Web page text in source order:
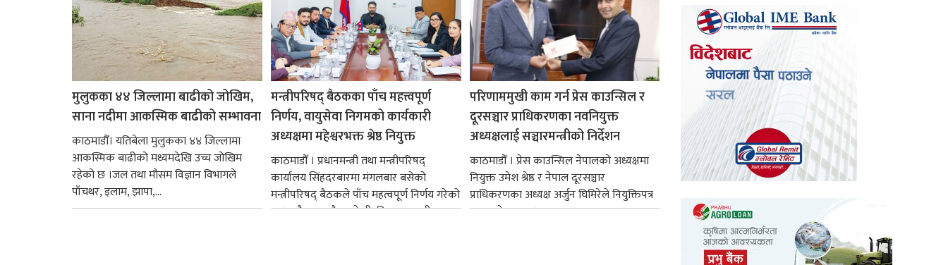
मुलुकका ४४ जिल्लामा बाढीको जोखिम,
साना नदीमा आकस्मिक बाढीको सम्भावना
काठमाडौँ। यतिबेला मुलुकका ४४ जिल्लामा
आकस्मिक बाढीको मध्यमदेखि उच्च जोखिम
रहेको छ ।जल तथा मौसम विज्ञान विभागले
पाँचथर, इलाम, झापा,...
मन्त्रीपरिषद् बैठकका पाँच महत्त्वपूर्ण
निर्णय, वायुसेवा निगमको कार्यकारी
अध्यक्षमा महेश्वरभक्त श्रेष्ठ नियुक्त
काठमाडौँ । प्रधानमन्त्री तथा मन्त्रीपरिषद्
कार्यालय सिंहदरबारमा मंगलबार बसेको
मन्त्रीपरिषद् बैठकले पाँच महत्वपूर्ण निर्णय गरेको
छ । यसैक्रममा बैडकले बीउबिजनसम्बन्धी...
परिणाममुखी काम गर्न प्रेस काउन्सिल र
दूरसञ्चार प्राधिकरणका नवनियुक्त
अध्यक्षलाई सञ्चारमन्त्रीको निर्देशन
काठमाडौँ । प्रेस काउन्सिल नेपालको अध्यक्षमा
नियुक्त उमेश श्रेष्ठ र नेपाल दूरसञ्चार
प्राधिकरणका अध्यक्ष अर्जुन घिमिरेले नियुक्तिपत्र
ग्रहण गरेका छन्।...